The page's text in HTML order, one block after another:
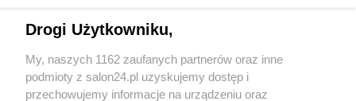
Sport
Społeczeństwo
Drogi Użytkowniku,
My, naszych 1162 zaufanych partnerów oraz inne
podmioty z salon24.pl uzyskujemy dostęp i
przechowujemy informacje na urządzeniu oraz